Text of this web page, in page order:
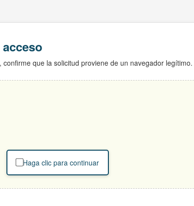
confirme que la solicitud proviene de un navegador legítimo.
Haga clic para continuar